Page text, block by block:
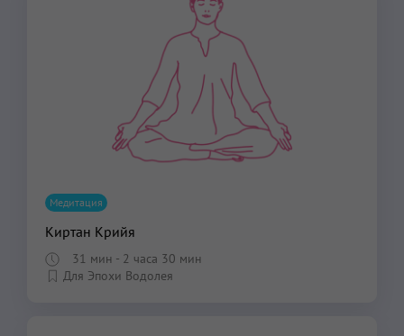
Медитация
Киртан Крийя
31 мин - 2 часа 30 мин
Для Эпохи Водолея